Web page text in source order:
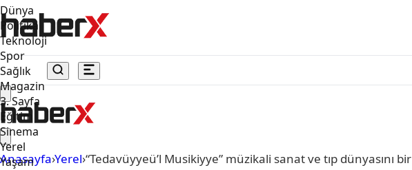
Dünya
Politika
Teknoloji
Spor
Sağlık
Magazin
3. Sayfa
Eğitim
Sinema
Yerel
Yaşam
Anasayfa›Yerel›“Tedavüyyeü’l Musikiyye” müzikali sanat ve tıp dünyasını